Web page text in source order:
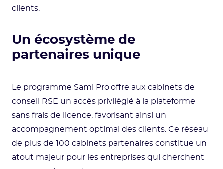
clients.
Un écosystème de
partenaires unique
Le programme Sami Pro offre aux cabinets de
conseil RSE un accès privilégié à la plateforme
sans frais de licence, favorisant ainsi un
accompagnement optimal des clients. Ce réseau
de plus de 100 cabinets partenaires constitue un
atout majeur pour les entreprises qui cherchent